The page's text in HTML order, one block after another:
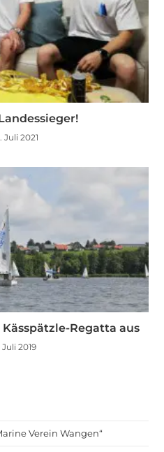
Juli 2021
Regatta aus
Juli 2019
Verein Wangen“